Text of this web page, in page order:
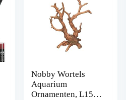
Nobby Wortels
Aquarium
Ornamenten, L15 x